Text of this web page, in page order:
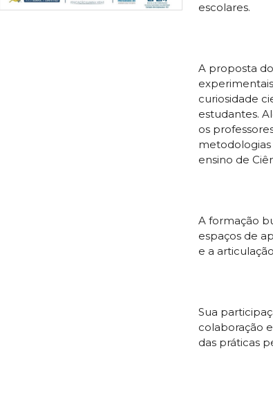
escolares.
A proposta
curiosidade
estudantes.
os
ensino de
A formação
espaços de
e a
Sua
colaboração
das práticas